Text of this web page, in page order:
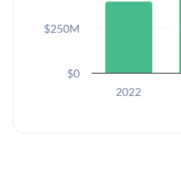
2022
$0
$250M